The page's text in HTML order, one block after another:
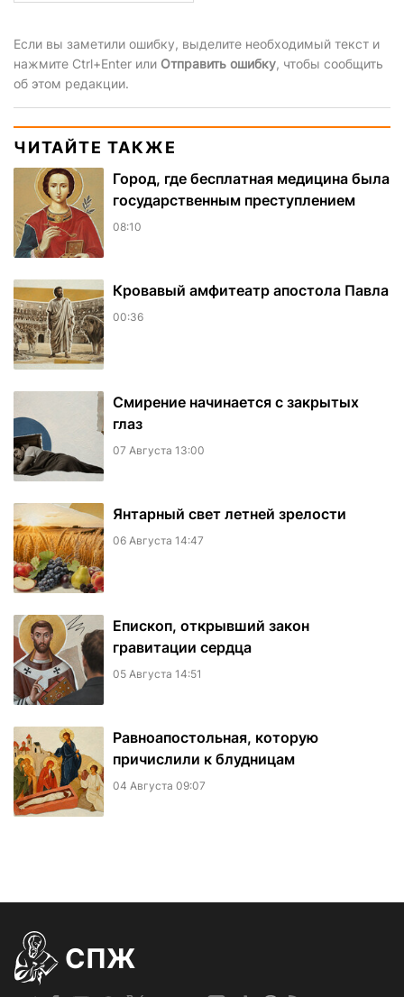
Если вы заметили ошибку, выделите необходимый текст и
нажмите Ctrl+Enter или Отправить ошибку, чтобы сообщить
об этом редакции.
ЧИТАЙТЕ ТАКЖЕ
Город, где бесплатная медицина была
государственным преступлением
08:10
​Кровавый амфитеатр апостола Павла
00:36
Смирение начинается с закрытых
глаз
07 Августа 13:00
Янтарный свет летней зрелости
06 Августа 14:47
Епископ, открывший закон
гравитации сердца
05 Августа 14:51
Равноапостольная, которую
причислили к блудницам
04 Августа 09:07
СПЖ